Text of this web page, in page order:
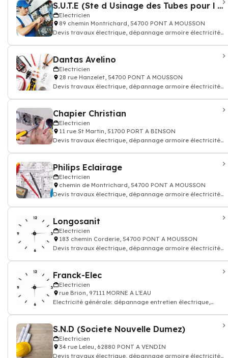
S.U.T.E (Ste d Usinage des Tubes pour l Electricite)
Electricien
89 chemin Montrichard, 54700 PONT A MOUSSON
Devis travaux électrique, dépannage armoire électricité
Dantas Avelino
Electricien
28 rue Hanzelet, 54700 PONT A MOUSSON
Devis travaux électrique, dépannage armoire électricité
Chapier Christian
Electricien
11 rue St Martin, 51700 PORT A BINSON
Devis travaux électrique, dépannage armoire électricité
Philips Eclairage
Electricien
chemin de Montrichard, 54700 PONT A MOUSSON
Devis travaux électrique, dépannage armoire électricité
Longosanit
Electricien
183 chemin Corderie, 54700 PONT A MOUSSON
Devis travaux électrique, dépannage armoire électricité
Franck-Elec
Electricien
rue Brion, 97111 MORNE A L'EAU
Electricité générale: dépannage entretien électrique,
S.N.D (Societe Nouvelle Dumez)
Electricien
34 rue Leleu, 62880 PONT A VENDIN
Devis travaux électrique, dépannage armoire électricité